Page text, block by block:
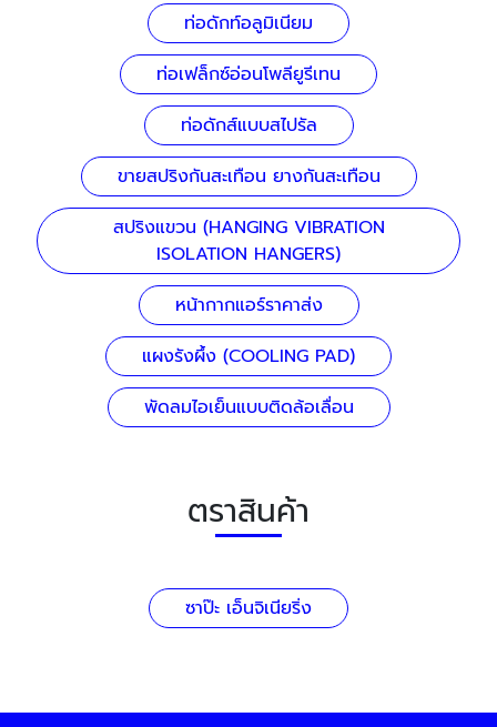
ท่อดักท์อลูมิเนียม
ท่อเฟล็กซ์อ่อนโพลียูรีเทน
ท่อดักส์แบบสไปรัล
ขายสปริงกันสะเทือน ยางกันสะเทือน
สปริงแขวน (HANGING VIBRATION
ISOLATION HANGERS)
หน้ากากแอร์ราคาส่ง
แผงรังผึ้ง (COOLING PAD)
พัดลมไอเย็นแบบติดล้อเลื่อน
ตราสินค้า
ซาป๊ะ เอ็นจิเนียริ่ง